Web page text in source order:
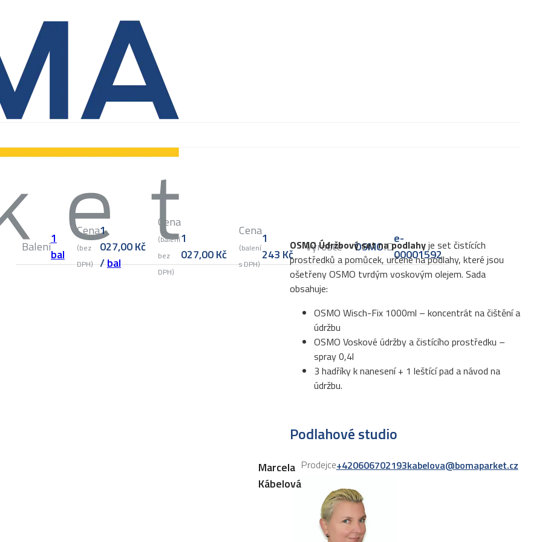
Balení1
bal
Cena
(bez
DPH)
1
027,00Kč
/bal
Cena
(balení
bez
DPH)
1
027,00Kč
Cena
(balení
s DPH)
1
243 Kč Výrobce OSMOIDe-
00001592
OSMO Údržbový set na podlahyje set čistících
prostředků a pomůcek, určené na podlahy, které jsou
ošetřeny OSMO tvrdým voskovým olejem. Sada
obsahuje:
OSMO Wisch-Fix 1000ml – koncentrát na čištění a
údržbu
OSMO Voskové údržby a čistícího prostředku –
spray 0,4l
3 hadříky k nanesení + 1 leštící pad a návod na
údržbu.
Podlahové studio
Marcela
Kábelová
Prodejce+420606702193kabelova@bomaparket.cz